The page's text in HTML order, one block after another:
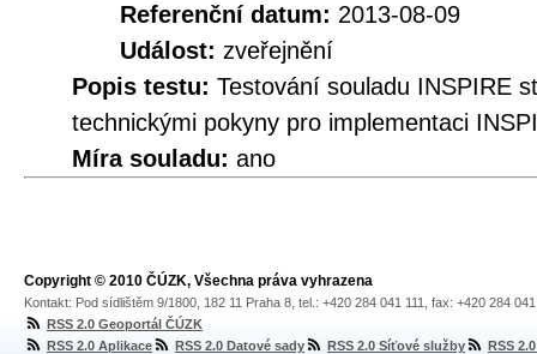
Referenční datum: 2013-08-09
Událost: zveřejnění
Popis testu: Testování souladu INSPIRE
technickými pokyny pro implementaci
Míra souladu: ano
Copyright © 2010 ČÚZK, Všechna práva vyhrazena
Kontakt: Pod sídlištěm 9/1800, 182 11 Praha 8, tel.: +420 284 041 111, fax: +420 284
RSS 2.0 Geoportál ČÚZK
RSS 2.0 Aplikace
RSS 2.0 Datové sady RSS 2.0 Síťové služby RSS